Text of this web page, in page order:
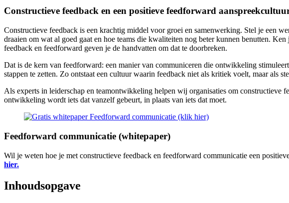
Constructieve feedback en een positieve feedforward
Constructieve feedback is een krachtig middel voor groei en samenwerking. Stel je een
draaien om wat al goed gaat en hoe teams die kwaliteiten nog beter kunnen benutten.
feedback en feedforward geven je de handvatten om dat te doorbreken.
Dat is de kern van feedforward: een manier van communiceren die ontwikkeling
stappen te zetten. Zo ontstaat een cultuur waarin feedback niet als kritiek voelt, maar als
Als experts in leiderschap en teamontwikkeling helpen wij organisaties om constructieve
ontwikkeling wordt iets dat vanzelf gebeurt, in plaats van iets dat moet.
Feedforward communicatie (whitepaper)
Wil je weten hoe je met constructieve feedback en feedforward communicatie een
hier.
Inhoudsopgave